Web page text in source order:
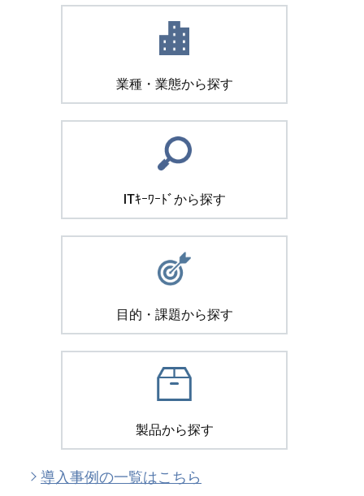
業種・業態から探す
ITｷｰﾜｰﾄﾞから探す
目的・課題から探す
製品から探す
導入事例の一覧はこちら